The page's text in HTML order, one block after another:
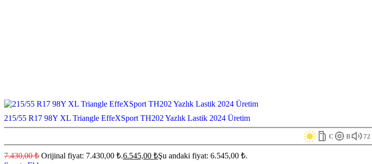
215/55 R17 98Y XL Triangle EffeXSport TH202 Yazlık Lastik 2024 Üretim
C B 72
7.430,00₺ Orijinal fiyat: 7.430,00 ₺.6.545,00 ₺Şu andaki fiyat: 6.545,00 ₺.